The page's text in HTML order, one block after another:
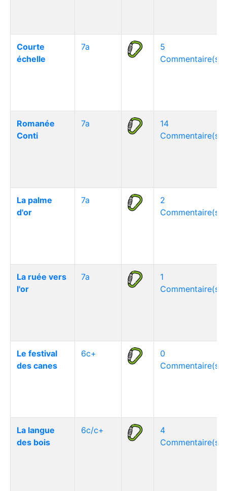
Courte
échelle
7a
5
Commentaire(s)
Romanée
Conti
7a
14
Commentaire(s)
La palme
d'or
7a
2
Commentaire(s)
La ruée vers
l'or
7a
1
Commentaire(s)
Le festival
des canes
6c+
0
Commentaire(s)
La langue
des bois
6c/c+
4
Commentaire(s)